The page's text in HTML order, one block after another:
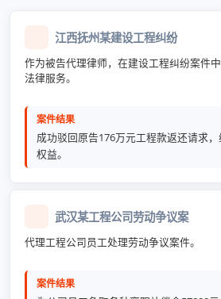
江西抚州某建设工程纠纷
作为被告代理律师，在建设工程纠纷案件
法律服务。
案件结果
成功驳回原告176万元工程款返还请求
权益。
武汉某工程公司劳动争议案
代理工程公司员工处理劳动争议案件。
案件结果